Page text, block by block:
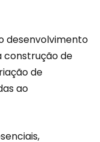
desenvolvimento
construção de
de
ao